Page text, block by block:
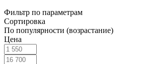
Фильтр по параметрам
Сортировка
По популярности (возрастание)
Цена